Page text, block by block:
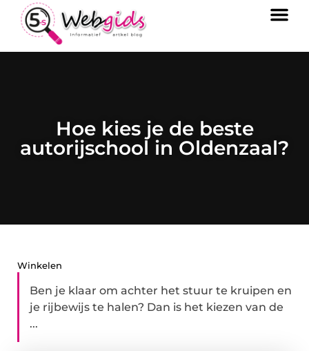
Hoe kies je de beste
autorijschool in Oldenzaal?
Winkelen
Ben je klaar om achter het stuur te kruipen en
je rijbewijs te halen? Dan is het kiezen van de
...